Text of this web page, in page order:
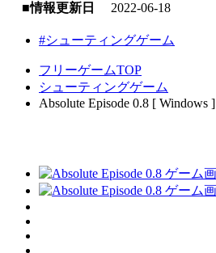
■情報更新日
2022-06-18
#シューティングゲーム
フリーゲームTOP
シューティングゲーム
Absolute Episode 0.8 [ Windows ]